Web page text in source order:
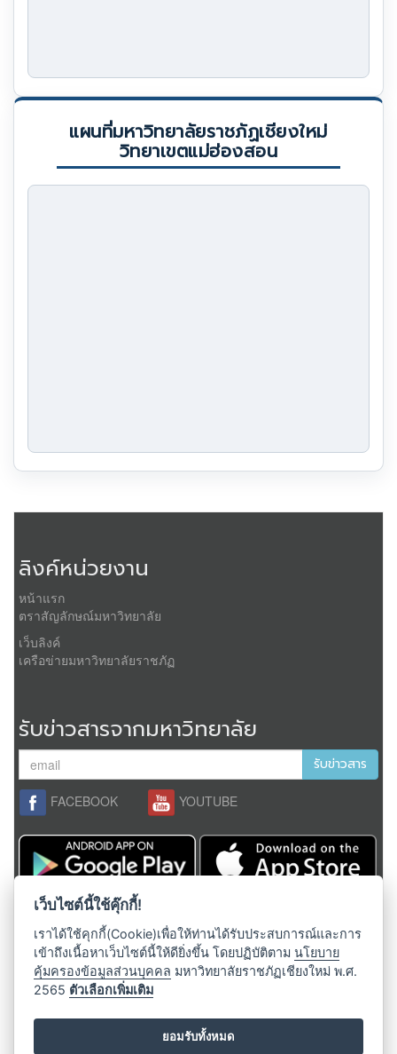
แผนที่มหาวิทยาลัยราชภัฏเชียงใหม่
วิทยาเขตแม่ฮ่องสอน
ลิงค์หน่วยงาน
หน้าแรก
ตราสัญลักษณ์มหาวิทยาลัย
เว็บลิงค์
เครือข่ายมหาวิทยาลัยราชภัฏ
รับข่าวสารจากมหาวิทยาลัย
รับข่าวสาร
FACEBOOK YOUTUBE
สงวนลิขสิทธิ์ 2558,
admin@cmru.ac.th
ติดต่อมหาวิทยาลัย
เลขที่ 202 ถ.ช้างเผือก ต.ช้างเผือก
อ.เมือง จ.เชียงใหม่ 50300
เว็บไซต์นี้ใช้คุ๊กกี้!
เราได้ใช้คุกกี้(Cookie)เพื่อให้ท่านได้รับประสบการณ์และการ
เข้าถึงเนื้อหาเว็บไซต์นี้ให้ดียิ่งขึ้น โดยปฏิบัติตามนโยบาย
คุ้มครองข้อมูลส่วนบุคคล มหาวิทยาลัยราชภัฏเชียงใหม่ พ.ศ.
2565 ตัวเลือกเพิ่มเติม
ยอมรับทั้งหมด